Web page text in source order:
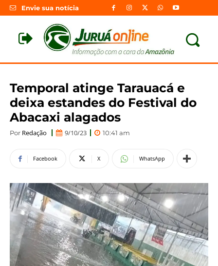
Envie sua notícia
Temporal atinge Tarauacá e
deixa estandes do Festival do
Abacaxi alagados
Por Redação 9/10/23 10:41 am
Facebook X WhatsApp